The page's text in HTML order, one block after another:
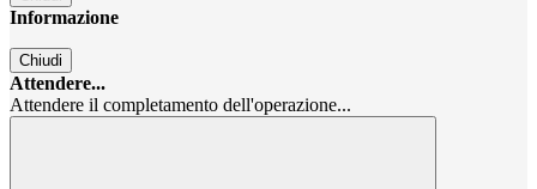
Informazione
Chiudi
Attendere...
Attendere il completamento dell'operazione...